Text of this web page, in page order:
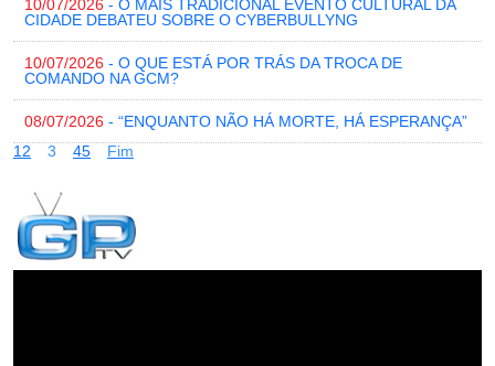
10/07/2026 - O MAIS TRADICIONAL EVENTO CULTURAL DA
CIDADE DEBATEU SOBRE O CYBERBULLYNG
10/07/2026 - O QUE ESTÁ POR TRÁS DA TROCA DE
COMANDO NA GCM?
08/07/2026 - “ENQUANTO NÃO HÁ MORTE, HÁ ESPERANÇA”
12 3 45 Fim